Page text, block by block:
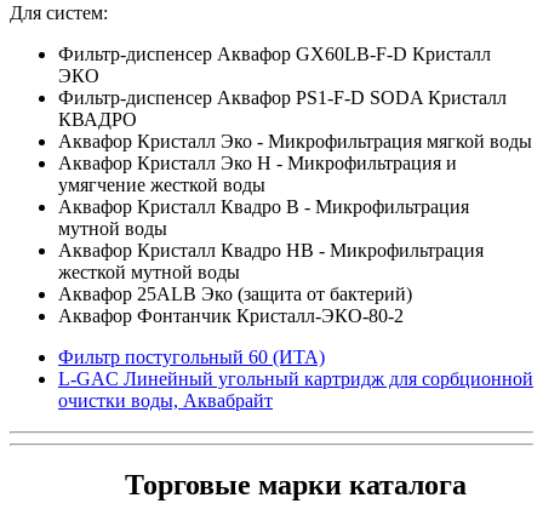
Для систем:
Фильтр-диспенсер Аквафор GX60LB-F-D Кристалл
ЭКО
Фильтр-диспенсер Аквафор PS1-F-D SODA Кристалл
КВАДРО
Аквафор Кристалл Эко - Микрофильтрация мягкой воды
Аквафор Кристалл Эко Н - Микрофильтрация и
умягчение жесткой воды
Аквафор Кристалл Квадро B - Микрофильтрация
мутной воды
Аквафор Кристалл Квадро HB - Микрофильтрация
жесткой мутной воды
Аквафор 25ALB Эко (защита от бактерий)
Аквафор Фонтанчик Кристалл-ЭКО-80-2
Фильтр постугольный 60 (ИТА)
L-GAC Линейный угольный картридж для сорбционной
очистки воды, Аквабрайт
Торговые марки каталога